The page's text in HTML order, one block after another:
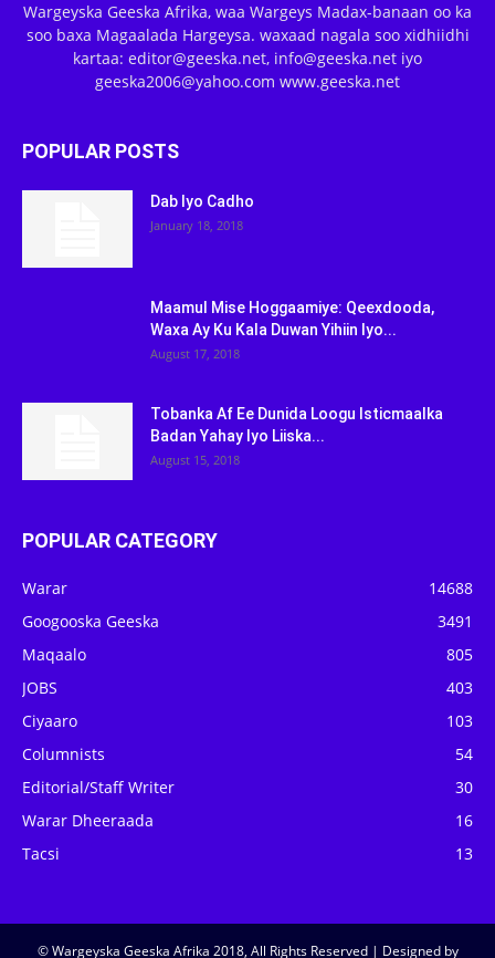
Wargeyska Geeska Afrika, waa Wargeys Madax-banaan oo ka
soo baxa Magaalada Hargeysa. waxaad nagala soo xidhiidhi
kartaa: editor@geeska.net, info@geeska.net iyo
geeska2006@yahoo.com www.geeska.net
POPULAR POSTS
Dab Iyo Cadho
January 18, 2018
Maamul Mise Hoggaamiye: Qeexdooda,
Waxa Ay Ku Kala Duwan Yihiin Iyo...
August 17, 2018
Tobanka Af Ee Dunida Loogu Isticmaalka
Badan Yahay Iyo Liiska...
August 15, 2018
POPULAR CATEGORY
Warar
14688
Googooska Geeska
3491
Maqaalo
805
JOBS
403
Ciyaaro
103
Columnists
54
Editorial/Staff Writer
30
Warar Dheeraada
16
Tacsi
13
© Wargeyska Geeska Afrika 2018, All Rights Reserved | Designed by